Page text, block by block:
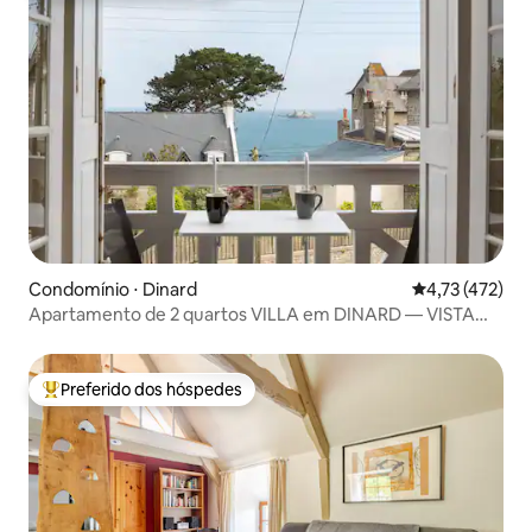
Condomínio ⋅ Dinard 4,73 de uma
4,73 (472)
Apartamento de 2 quartos VILLA em DINARD — VISTA
Entre os melhores preferidos dos hóspedes
Preferido dos hóspedes